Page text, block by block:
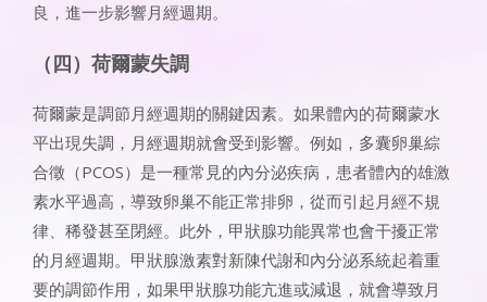
良，進一步影響月經週期。
（四）荷爾蒙失調
荷爾蒙是調節月經週期的關鍵因素。如果體內的荷爾蒙水
平出現失調，月經週期就會受到影響。例如，多囊卵巢綜
合徵（PCOS）是一種常見的內分泌疾病，患者體內的雄激
素水平過高，導致卵巢不能正常排卵，從而引起月經不規
律、稀發甚至閉經。此外，甲狀腺功能異常也會干擾正常
的月經週期。甲狀腺激素對新陳代謝和內分泌系統起着重
要的調節作用，如果甲狀腺功能亢進或減退，就會導致月